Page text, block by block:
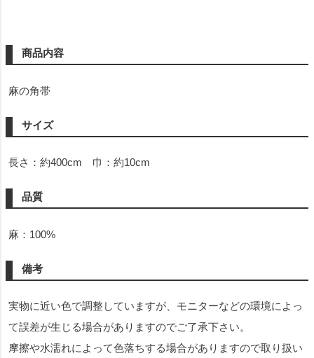
商品内容
麻の角帯
サイズ
長さ：約400cm 巾：約10cm
品質
麻：100%
備考
実物に近い色で調整していますが、モニターなどの環境によっ
て誤差が生じる場合がありますのでご了承下さい。
摩擦や水濡れによって色落ちする場合がありますので取り扱い